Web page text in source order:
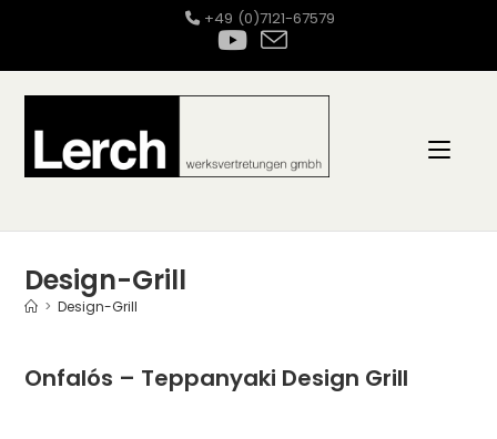
springen
+49 (0)7121-67579
Design-Grill
> Design-Grill
Onfalós – Teppanyaki Design Grill